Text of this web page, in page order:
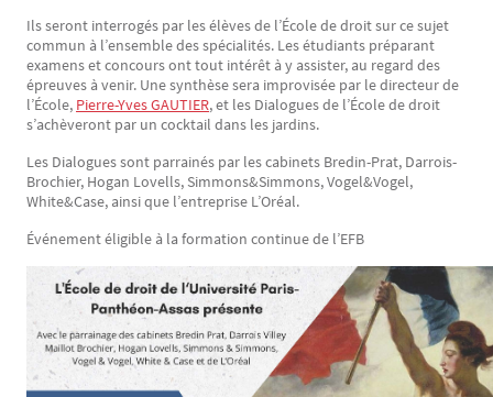
Ils seront interrogés par les élèves de l’École de droit sur ce sujet
commun à l’ensemble des spécialités. Les étudiants préparant
examens et concours ont tout intérêt à y assister, au regard des
épreuves à venir. Une synthèse sera improvisée par le directeur de
l’École, Pierre-Yves GAUTIER, et les Dialogues de l’École de droit
s’achèveront par un cocktail dans les jardins.
Les Dialogues sont parrainés par les cabinets Bredin-Prat, Darrois-
Brochier, Hogan Lovells, Simmons&Simmons, Vogel&Vogel,
White&Case, ainsi que l’entreprise L’Oréal.
Événement éligible à la formation continue de l’EFB